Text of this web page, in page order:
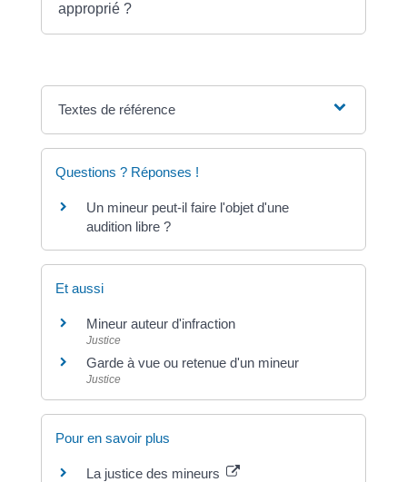
approprié ?
Textes de référence
Questions ? Réponses !
Un mineur peut-il faire l'objet d'une
audition libre ?
Et aussi
Mineur auteur d'infraction
Justice
Garde à vue ou retenue d'un mineur
Justice
Pour en savoir plus
La justice des mineurs